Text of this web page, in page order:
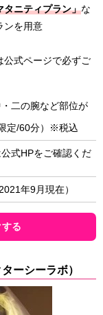
タニティプラン」な
ンを用意
式ページで必ずご
二の腕など部位が
定/60分）※税込
式HPをご確認くだ
年9月現在）
る
ーシーラボ）